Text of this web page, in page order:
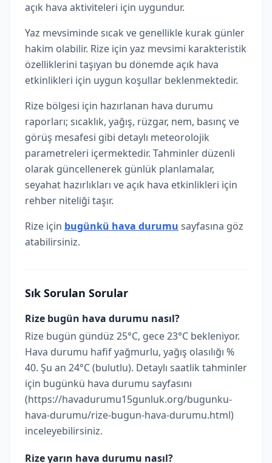
açık hava aktiviteleri için uygundur.
Yaz mevsiminde sıcak ve genellikle kurak günler
hakim olabilir. Rize için yaz mevsimi karakteristik
özelliklerini taşıyan bu dönemde açık hava
etkinlikleri için uygun koşullar beklenmektedir.
Rize bölgesi için hazırlanan hava durumu
raporları; sıcaklık, yağış, rüzgar, nem, basınç ve
görüş mesafesi gibi detaylı meteorolojik
parametreleri içermektedir. Tahminler düzenli
olarak güncellenerek günlük planlamalar,
seyahat hazırlıkları ve açık hava etkinlikleri için
rehber niteliği taşır.
Rize için bugünkü hava durumu sayfasına göz
atabilirsiniz.
Sık Sorulan Sorular
Rize bugün hava durumu nasıl?
Rize bugün gündüz 25°C, gece 23°C bekleniyor.
Hava durumu hafif yağmurlu, yağış olasılığı %
40. Şu an 24°C (bulutlu). Detaylı saatlik tahminler
için bugünkü hava durumu sayfasını
(https://havadurumu15gunluk.org/bugunku-
hava-durumu/rize-bugun-hava-durumu.html)
inceleyebilirsiniz.
Rize yarın hava durumu nasıl?